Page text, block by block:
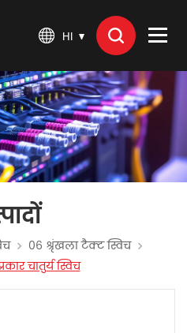
HI
06 श्रृंखला टैक्ट स्विच
चातुर्य स्विच